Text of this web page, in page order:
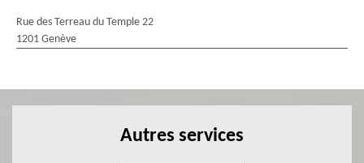
Rue des Terreau du Temple 22
1201 Genève
Autres services